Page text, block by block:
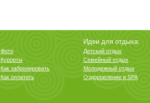
Фото
Курорты
Как забронировать
Как оплатить
Идеи для отдыха:
Детский отдых
Семейный отдых
Молодежный отдых
Оздоровление и SPA